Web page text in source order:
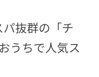
パ抜群の「チ
うちで人気ス